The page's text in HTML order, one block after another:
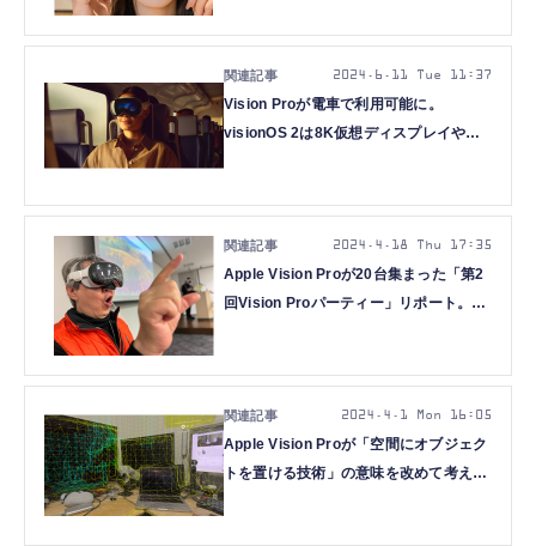
Vision Proが電車で利用可能に。
visionOS 2は8K仮想ディスプレイやマ
2024.6.11 Tue 11:37
Apple Vision Proが20台集まった「第2
回Vision Proパーティー」リポート。先
2024.4.18 Thu 17:35
Apple Vision Proが「空間にオブジェク
トを置ける技術」の意味を改めて考える
2024.4.1 Mon 16:05